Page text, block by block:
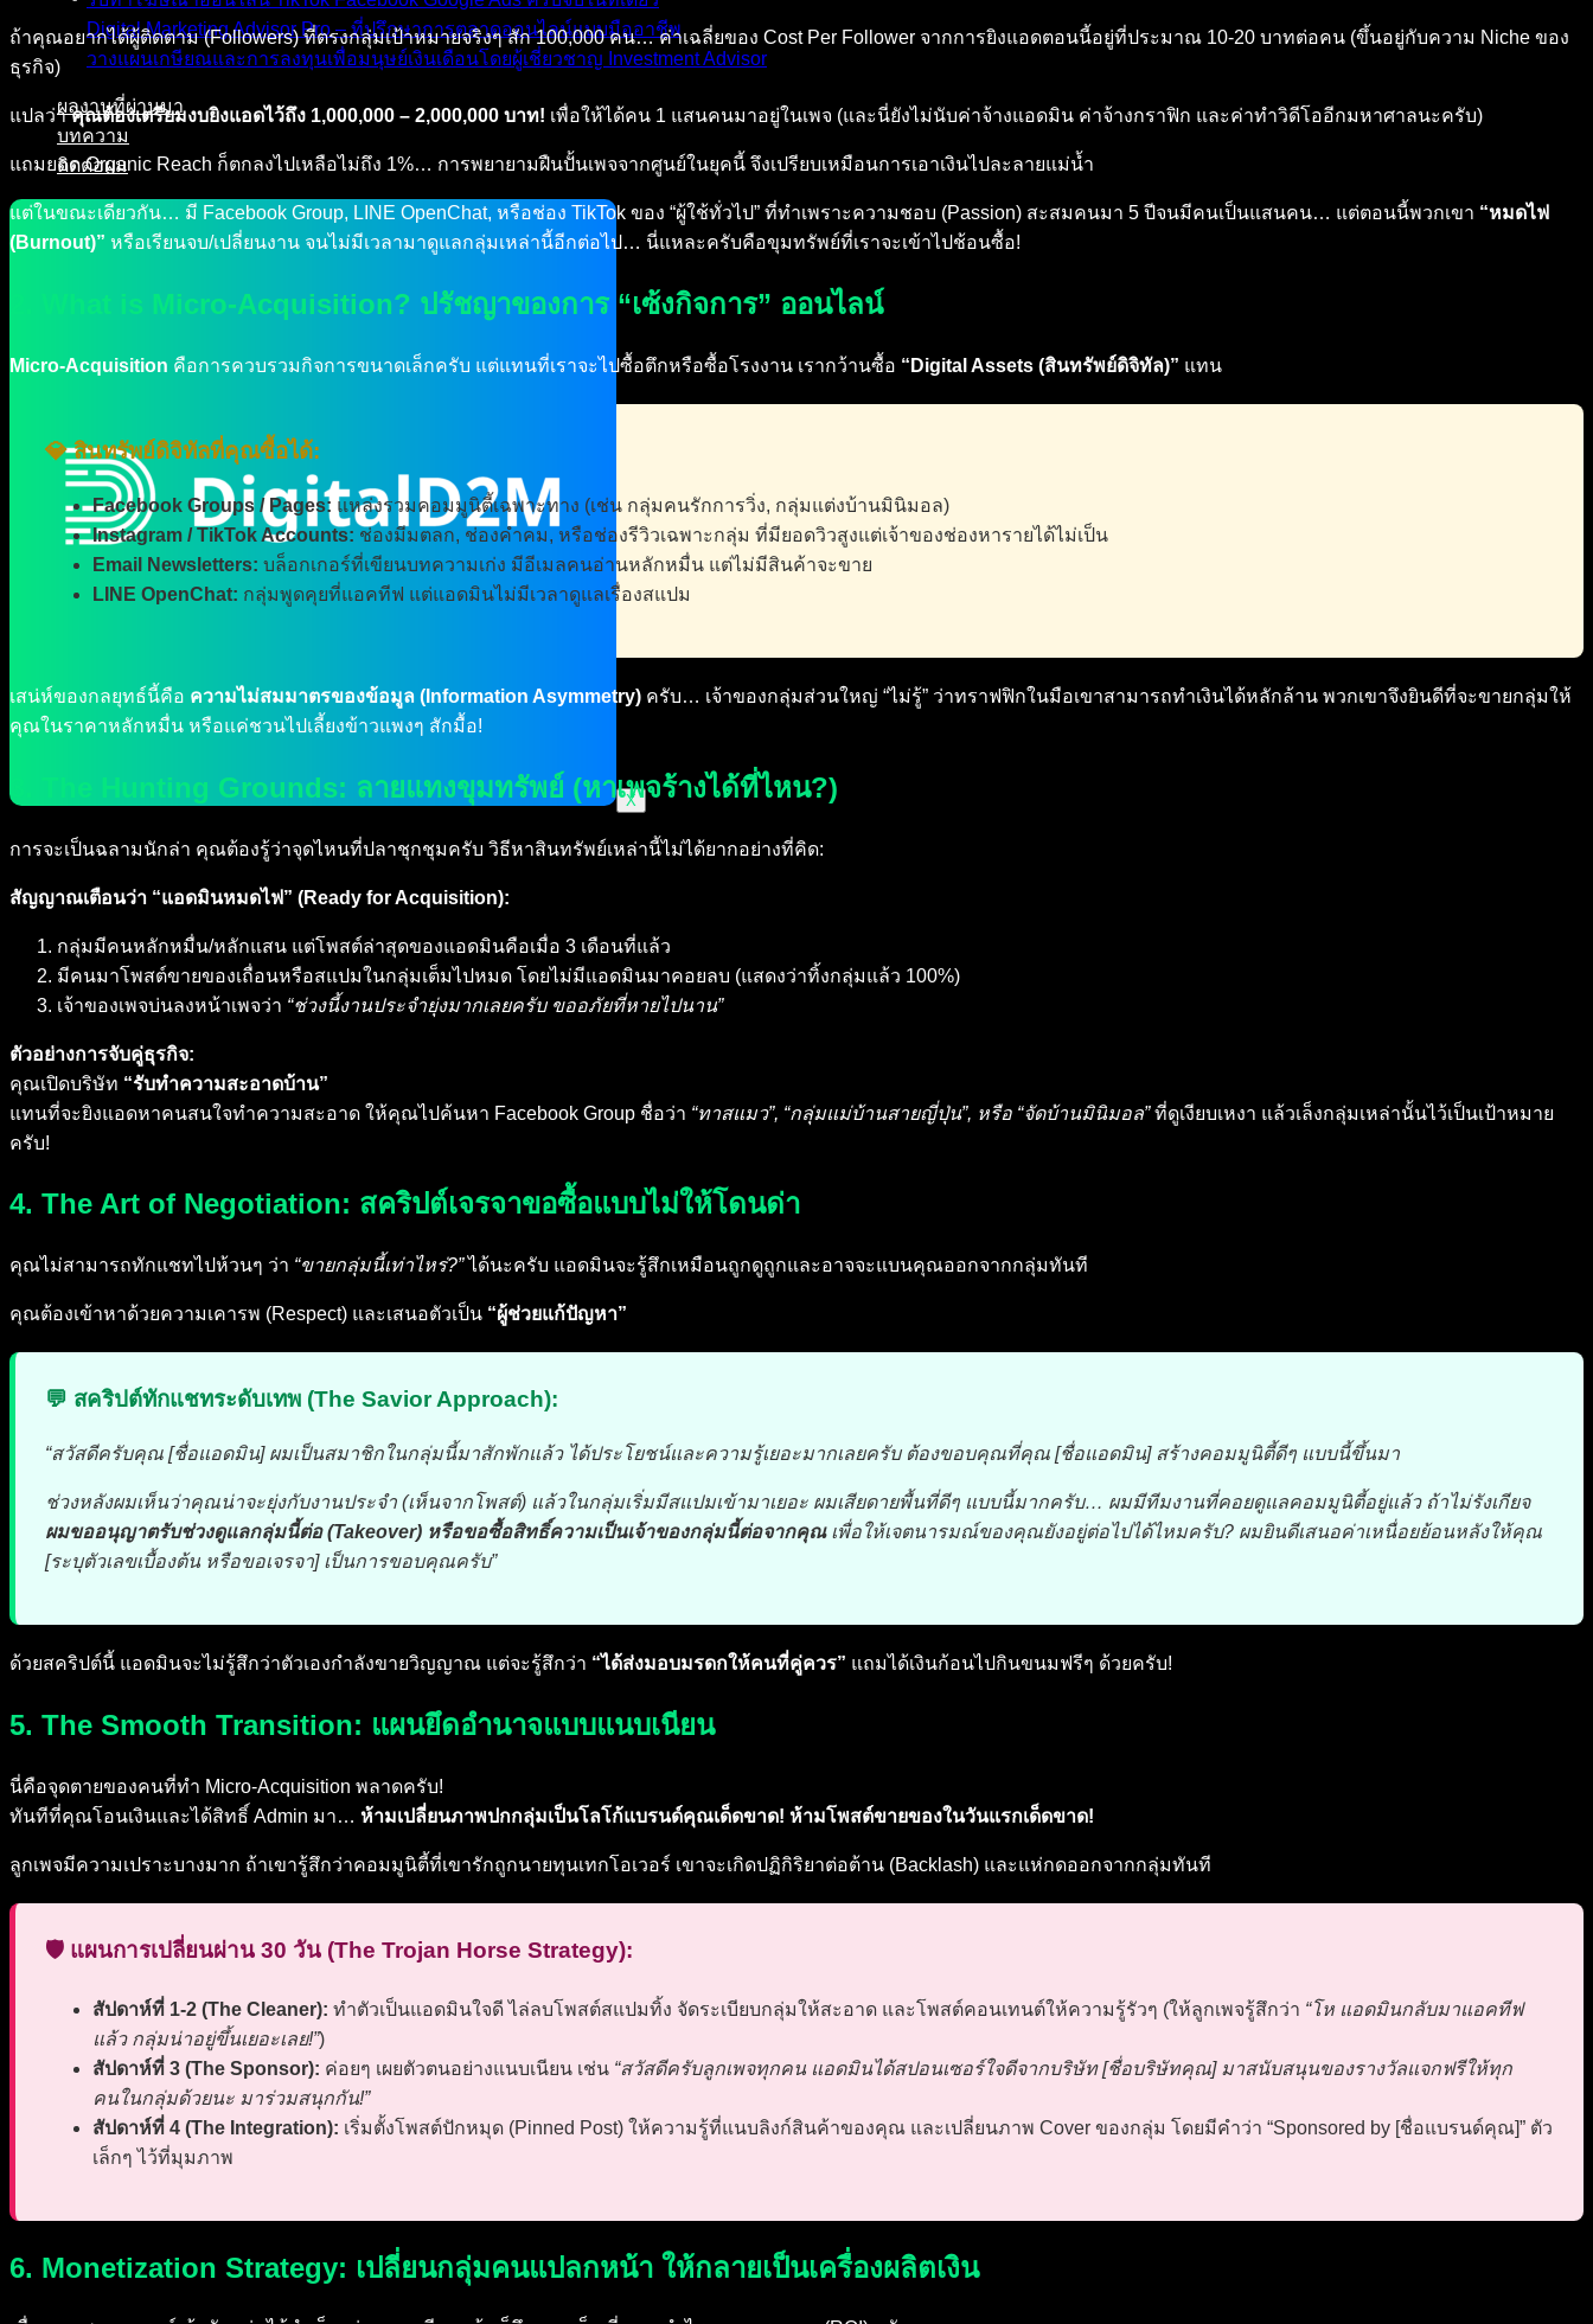
Digital Marketing Advisor Pro – ที่ปรึกษาการตลาดออนไลน์แบบมืออาชีพ
วางแผนเกษียณและการลงทุนเพื่อมนุษย์เงินเดือนโดยผู้เชี่ยวชาญ Investment Advisor
ผลงานที่ผ่านมา
บทความ
ติดต่อผม
X
ถ้าคุณอยากได้ผู้ติดตาม (Followers) ที่ตรงกลุ่มเป้าหมายจริงๆ สัก 100,000 คน… ค่าเฉลี่ยของ Cost Per Follower จากการยิงแอดตอนนี้อยู่ที่ประมาณ 10-20 บาทต่อคน (ขึ้นอยู่กับความ Niche ของ
ธุรกิจ)
แปลว่าคุณต้องเตรียมงบยิงแอดไว้ถึง 1,000,000 – 2,000,000 บาท! เพื่อให้ได้คน 1 แสนคนมาอยู่ในเพจ (และนี่ยังไม่นับค่าจ้างแอดมิน ค่าจ้างกราฟิก และค่าทำวิดีโออีกมหาศาลนะครับ)
แถมยอด Organic Reach ก็ตกลงไปเหลือไม่ถึง 1%… การพยายามฝืนปั้นเพจจากศูนย์ในยุคนี้ จึงเปรียบเหมือนการเอาเงินไปละลายแม่น้ำ
แต่ในขณะเดียวกัน… มี Facebook Group, LINE OpenChat, หรือช่อง TikTok ของ “ผู้ใช้ทั่วไป” ที่ทำเพราะความชอบ (Passion) สะสมคนมา 5 ปีจนมีคนเป็นแสนคน… แต่ตอนนี้พวกเขา “หมดไฟ
(Burnout)” หรือเรียนจบ/เปลี่ยนงาน จนไม่มีเวลามาดูแลกลุ่มเหล่านี้อีกต่อไป… นี่แหละครับคือขุมทรัพย์ที่เราจะเข้าไปช้อนซื้อ!
2. What is Micro-Acquisition? ปรัชญาของการ “เซ้งกิจการ” ออนไลน์
Micro-Acquisition คือการควบรวมกิจการขนาดเล็กครับ แต่แทนที่เราจะไปซื้อตึกหรือซื้อโรงงาน เรากว้านซื้อ “Digital Assets (สินทรัพย์ดิจิทัล)” แทน
💎 สินทรัพย์ดิจิทัลที่คุณซื้อได้:
Facebook Groups / Pages: แหล่งรวมคอมมูนิตี้เฉพาะทาง (เช่น กลุ่มคนรักการวิ่ง, กลุ่มแต่งบ้านมินิมอล)
Instagram / TikTok Accounts: ช่องมีมตลก, ช่องคำคม, หรือช่องรีวิวเฉพาะกลุ่ม ที่มียอดวิวสูงแต่เจ้าของช่องหารายได้ไม่เป็น
Email Newsletters: บล็อกเกอร์ที่เขียนบทความเก่ง มีอีเมลคนอ่านหลักหมื่น แต่ไม่มีสินค้าจะขาย
LINE OpenChat: กลุ่มพูดคุยที่แอคทีฟ แต่แอดมินไม่มีเวลาดูแลเรื่องสแปม
เสน่ห์ของกลยุทธ์นี้คือ ความไม่สมมาตรของข้อมูล (Information Asymmetry) ครับ… เจ้าของกลุ่มส่วนใหญ่ “ไม่รู้” ว่าทราฟฟิกในมือเขาสามารถทำเงินได้หลักล้าน พวกเขาจึงยินดีที่จะขายกลุ่มให้
คุณในราคาหลักหมื่น หรือแค่ชวนไปเลี้ยงข้าวแพงๆ สักมื้อ!
3. The Hunting Grounds: ลายแทงขุมทรัพย์ (หาเพจร้างได้ที่ไหน?)
การจะเป็นฉลามนักล่า คุณต้องรู้ว่าจุดไหนที่ปลาชุกชุมครับ วิธีหาสินทรัพย์เหล่านี้ไม่ได้ยากอย่างที่คิด:
สัญญาณเตือนว่า “แอดมินหมดไฟ” (Ready for Acquisition):
กลุ่มมีคนหลักหมื่น/หลักแสน แต่โพสต์ล่าสุดของแอดมินคือเมื่อ 3 เดือนที่แล้ว
มีคนมาโพสต์ขายของเถื่อนหรือสแปมในกลุ่มเต็มไปหมด โดยไม่มีแอดมินมาคอยลบ (แสดงว่าทิ้งกลุ่มแล้ว 100%)
เจ้าของเพจบ่นลงหน้าเพจว่า “ช่วงนี้งานประจำยุ่งมากเลยครับ ขออภัยที่หายไปนาน”
ตัวอย่างการจับคู่ธุรกิจ:
คุณเปิดบริษัท “รับทำความสะอาดบ้าน”
แทนที่จะยิงแอดหาคนสนใจทำความสะอาด ให้คุณไปค้นหา Facebook Group ชื่อว่า “ทาสแมว”, “กลุ่มแม่บ้านสายญี่ปุ่น”, หรือ “จัดบ้านมินิมอล”ที่ดูเงียบเหงา แล้วเล็งกลุ่มเหล่านั้นไว้เป็นเป้าหมาย
ครับ!
4. The Art of Negotiation: สคริปต์เจรจาขอซื้อแบบไม่ให้โดนด่า
คุณไม่สามารถทักแชทไปห้วนๆ ว่า “ขายกลุ่มนี้เท่าไหร่?”ได้นะครับ แอดมินจะรู้สึกเหมือนถูกดูถูกและอาจจะแบนคุณออกจากกลุ่มทันที
คุณต้องเข้าหาด้วยความเคารพ (Respect) และเสนอตัวเป็น “ผู้ช่วยแก้ปัญหา”
💬 สคริปต์ทักแชทระดับเทพ (The Savior Approach):
“สวัสดีครับคุณ [ชื่อแอดมิน] ผมเป็นสมาชิกในกลุ่มนี้มาสักพักแล้ว ได้ประโยชน์และความรู้เยอะมากเลยครับ ต้องขอบคุณที่คุณ [ชื่อแอดมิน] สร้างคอมมูนิตี้ดีๆ แบบนี้ขึ้นมา
ช่วงหลังผมเห็นว่าคุณน่าจะยุ่งกับงานประจำ (เห็นจากโพสต์) แล้วในกลุ่มเริ่มมีสแปมเข้ามาเยอะ ผมเสียดายพื้นที่ดีๆ แบบนี้มากครับ… ผมมีทีมงานที่คอยดูแลคอมมูนิตี้อยู่แล้ว ถ้าไม่รังเกียจ
ผมขออนุญาตรับช่วงดูแลกลุ่มนี้ต่อ (Takeover) หรือขอซื้อสิทธิ์ความเป็นเจ้าของกลุ่มนี้ต่อจากคุณเพื่อให้เจตนารมณ์ของคุณยังอยู่ต่อไปได้ไหมครับ? ผมยินดีเสนอค่าเหนื่อยย้อนหลังให้คุณ
[ระบุตัวเลขเบื้องต้น หรือขอเจรจา] เป็นการขอบคุณครับ”
ด้วยสคริปต์นี้ แอดมินจะไม่รู้สึกว่าตัวเองกำลังขายวิญญาณ แต่จะรู้สึกว่า “ได้ส่งมอบมรดกให้คนที่คู่ควร” แถมได้เงินก้อนไปกินขนมฟรีๆ ด้วยครับ!
5. The Smooth Transition: แผนยึดอำนาจแบบแนบเนียน
นี่คือจุดตายของคนที่ทำ Micro-Acquisition พลาดครับ!
ทันทีที่คุณโอนเงินและได้สิทธิ์ Admin มา… ห้ามเปลี่ยนภาพปกกลุ่มเป็นโลโก้แบรนด์คุณเด็ดขาด! ห้ามโพสต์ขายของในวันแรกเด็ดขาด!
ลูกเพจมีความเปราะบางมาก ถ้าเขารู้สึกว่าคอมมูนิตี้ที่เขารักถูกนายทุนเทกโอเวอร์ เขาจะเกิดปฏิกิริยาต่อต้าน (Backlash) และแห่กดออกจากกลุ่มทันที
🛡️ แผนการเปลี่ยนผ่าน 30 วัน (The Trojan Horse Strategy):
สัปดาห์ที่ 1-2 (The Cleaner): ทำตัวเป็นแอดมินใจดี ไล่ลบโพสต์สแปมทิ้ง จัดระเบียบกลุ่มให้สะอาด และโพสต์คอนเทนต์ให้ความรู้รัวๆ (ให้ลูกเพจรู้สึกว่า “โห แอดมินกลับมาแอคทีฟ
แล้ว กลุ่มน่าอยู่ขึ้นเยอะเลย!”)
สัปดาห์ที่ 3 (The Sponsor): ค่อยๆ เผยตัวตนอย่างแนบเนียน เช่น “สวัสดีครับลูกเพจทุกคน แอดมินได้สปอนเซอร์ใจดีจากบริษัท [ชื่อบริษัทคุณ] มาสนับสนุนของรางวัลแจกฟรีให้ทุก
คนในกลุ่มด้วยนะ มาร่วมสนุกกัน!”
สัปดาห์ที่ 4 (The Integration): เริ่มตั้งโพสต์ปักหมุด (Pinned Post) ให้ความรู้ที่แนบลิงก์สินค้าของคุณ และเปลี่ยนภาพ Cover ของกลุ่ม โดยมีคำว่า “Sponsored by [ชื่อแบรนด์คุณ]” ตัว
เล็กๆ ไว้ที่มุมภาพ
6. Monetization Strategy: เปลี่ยนกลุ่มคนแปลกหน้า ให้กลายเป็นเครื่องผลิตเงิน